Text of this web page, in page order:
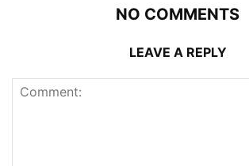
NO COMMENTS
LEAVE A REPLY